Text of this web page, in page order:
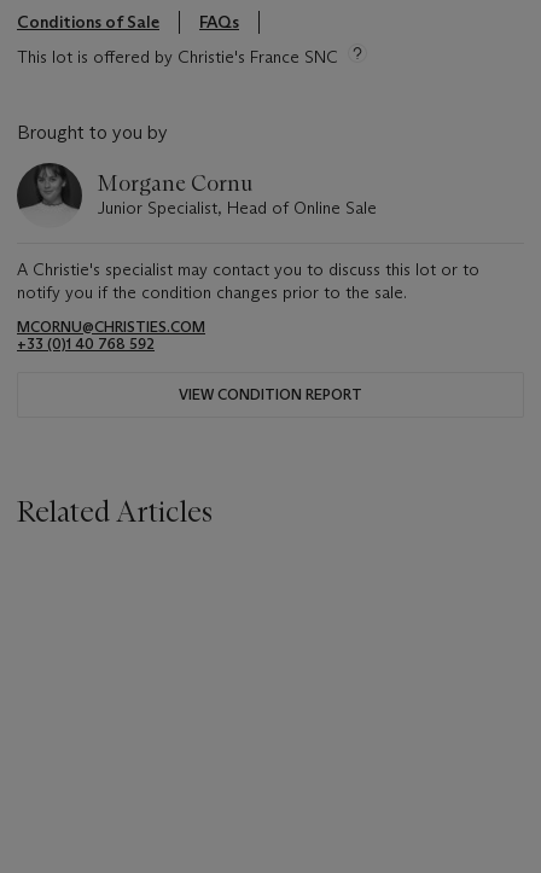
Conditions of Sale
FAQs
This lot is offered by Christie's France SNC
Brought to you by
Morgane Cornu
Junior Specialist, Head of Online Sale
A Christie's specialist may contact you to discuss this lot or to
notify you if the condition changes prior to the sale.
MCORNU@CHRISTIES.COM
+33 (0)1 40 768 592
VIEW CONDITION REPORT
Related Articles